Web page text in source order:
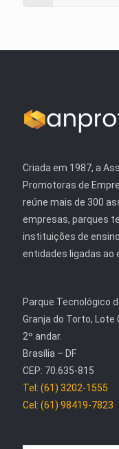
Criada em 1987, a
Promotoras de
reúne mais de 300
empresas, parques
instituições de
entidades ligadas ao
Parque Tecnológico
Granja do Torto, Lote
2º andar.
Brasília – DF
CEP: 70.635-815
Tel: (61) 3202-1555
Cel: (61) 98419-7823